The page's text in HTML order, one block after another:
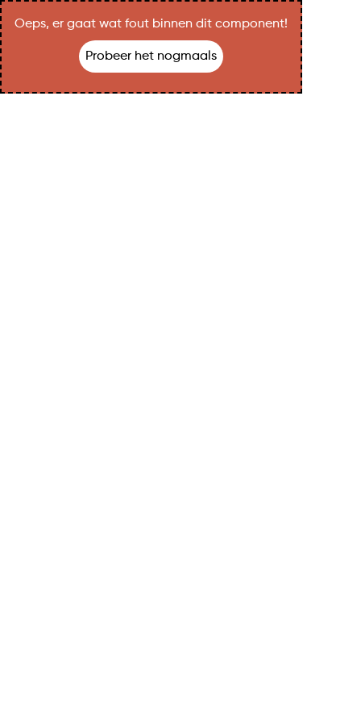
Oeps, er gaat wat fout binnen dit component!
Probeer het nogmaals